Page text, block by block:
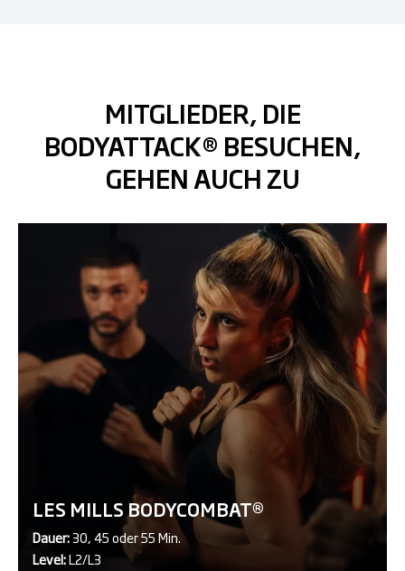
MITGLIEDER, DIE
BODYATTACK® BESUCHEN,
GEHEN AUCH ZU
LES MILLS BODYCOMBAT®
Dauer:30, 45 oder 55 Min.
Level:L2/L3